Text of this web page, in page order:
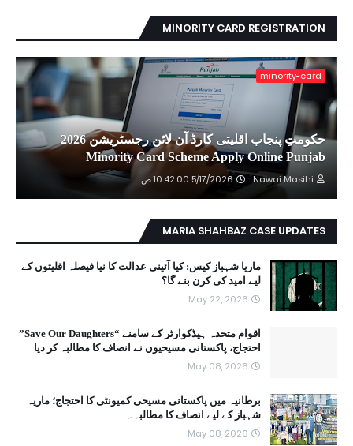
MINORITY CARD REGISTRATION
minority-card
حکومتِ پنجاب اقلیتی کارڈ آن لائن رجسٹریشن 2026
Minority Card Scheme Apply Online Punjab
Nawai Masihi 5/17/2026 10:42:00 ص
MARIA SHAHBAZ CASE UPDATES
ماریا شہباز کیس: کیا آئینی عدالت کا نیا فیصلہ اقلیتوں کے
لیے امید کی کرن بنے گا؟
May 22, 2026
اقوام متحدہ ہیڈکوارٹر کے سامنے “Save Our Daughters”
احتجاج، پاکستانی مسیحیوں نے انصاف کا مطالبہ کر دیا
May 08, 2026
برطانیہ میں پاکستانی مسیحی کمیونٹی کا احتجاج؛ ماریہ
شہباز کے لیے انصاف کا مطالبہ۔
May 08, 2026